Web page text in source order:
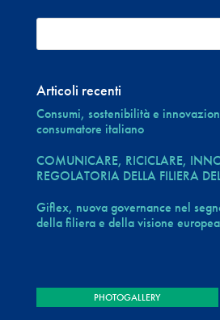
Articoli recenti
Consumi, sostenibilità e
consumatore italiano
COMUNICARE, RICICLARE,
REGOLATORIA DELLA FILIERA
Giflex, nuova governance nel
della filiera e della visione europea
PHOTOGALLERY